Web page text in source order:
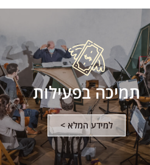
תמיכה בפעילות
למידע המלא >